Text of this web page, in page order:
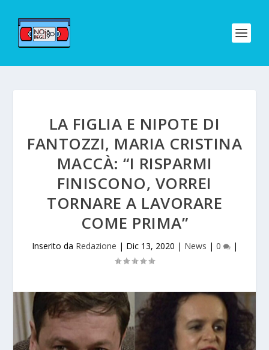
LA FIGLIA E NIPOTE DI
FANTOZZI, MARIA CRISTINA
MACCÀ: “I RISPARMI
FINISCONO, VORREI
TORNARE A LAVORARE
COME PRIMA”
Inserito da Redazione | Dic 13, 2020 | News | 0 |